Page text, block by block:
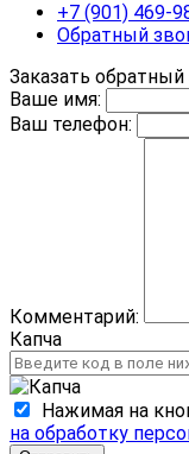
+7 (901) 469-
Обратный
Заказать
Ваше имя:
Ваш телефон:
Комментарий:
Капча
Нажимая на
на обработку